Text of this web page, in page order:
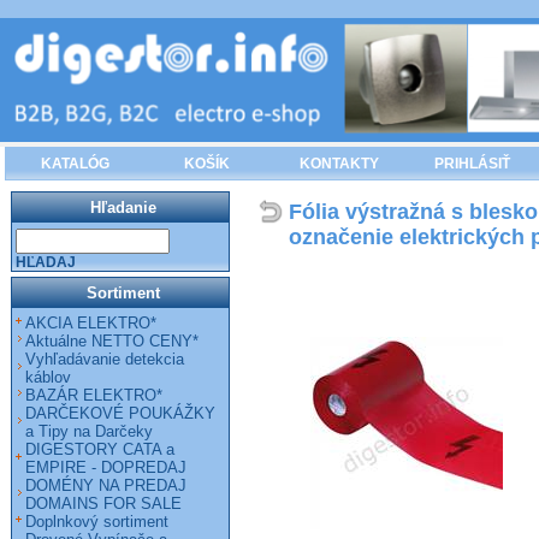
KATALÓG KOŠÍK KONTAKTY PRIHLÁSIŤ
Fólia výstražná s
označenie elektrických
Hľadanie
HĽADAJ
Sortiment
AKCIA ELEKTRO*
Aktuálne NETTO CENY*
Vyhľadávanie detekcia
káblov
BAZÁR ELEKTRO*
DARČEKOVÉ POUKÁŽKY
a Tipy na Darčeky
DIGESTORY CATA a
EMPIRE - DOPREDAJ
DOMÉNY NA PREDAJ
DOMAINS FOR SALE
Doplnkový sortiment